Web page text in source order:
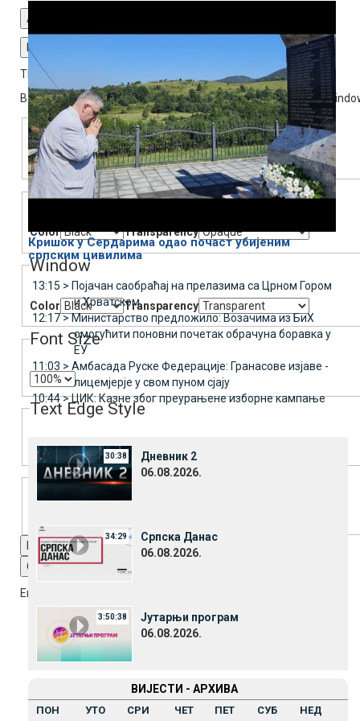
Audio Track
Fullscreen
This is a modal window.
Beginning of dialog window. Escape will cancel and close the
Text
Color Transparency
Background
Color Transparency
Window
Color Transparency
Font Size
Text Edge Style
Font Family
Resetrestore all settings to the default values
Close Modal Dialog
End of dialog window.
Кришок у Сердарима одао почаст убијеним
српским цивилима
13:15 > Појачан саобраћај на прелазима са Црном Гором
и Хрватском
12:17 >Министарство предложило: Возачима из БиХ
омогућити поновни почетак обрачуна боравка у
ЕУ
11:03 > Амбасада Руске Федерације: Гранасове изјаве -
лицемјерје у свом пуном сјају
10:44 >ЦИК: Казне због преурањене изборне кампање
30:38
Дневник 2
06.08.2026.
34:29
Српска Данас
06.08.2026.
3:50:38
Јутарњи програм
06.08.2026.
ВИЈЕСТИ - АРХИВА
ПОН УТО СРИ ЧЕТ ПЕТ СУБ НЕД